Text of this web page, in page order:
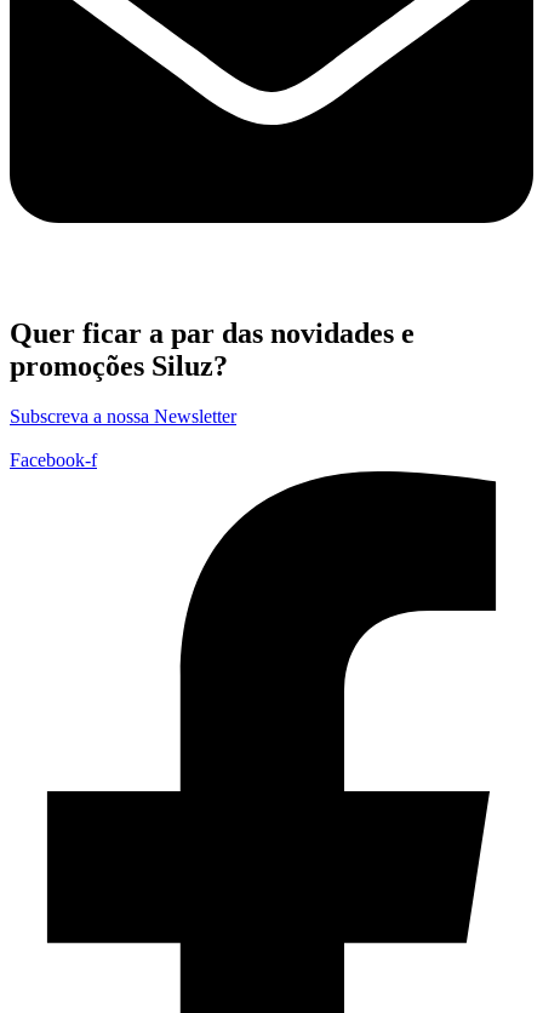
Quer ficar a par das novidades e
promoções Siluz?
Subscreva a nossa Newsletter
Facebook-f